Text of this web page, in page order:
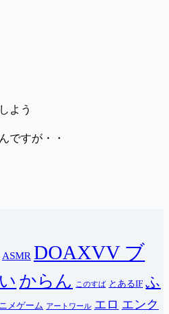
よう
ですが・・
ASMR DOAXVV ブ
からん このすば とあるIF ふ
メゲーム アートワール エロ エンク